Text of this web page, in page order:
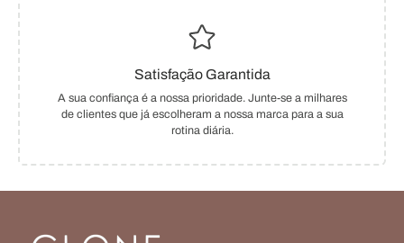
Satisfação Garantida
A sua confiança é a nossa prioridade. Junte-se a milhares
de clientes que já escolheram a nossa marca para a sua
rotina diária.